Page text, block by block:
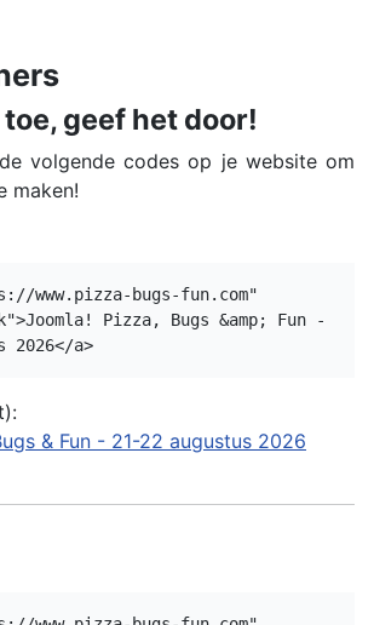
geef het door!
volgende codes op je website om
maken!
www.pizza-bugs-fun.com"
Pizza, Bugs &amp; Fun -
2026</a>
& Fun - 21-22 augustus 2026